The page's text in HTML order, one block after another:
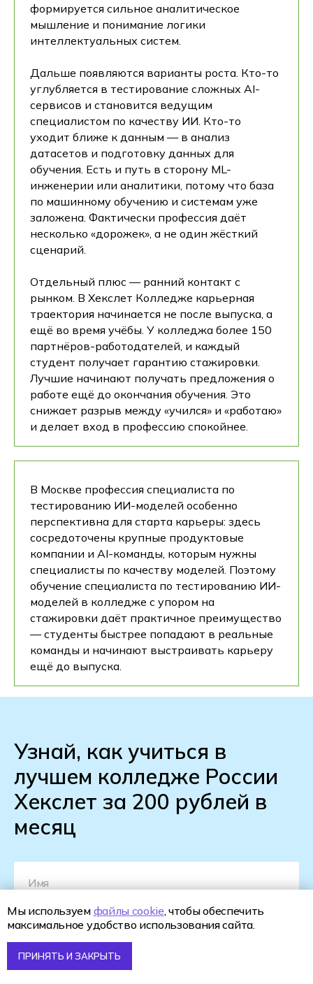
формируется сильное аналитическое
мышление и понимание логики
интеллектуальных систем.
Дальше появляются варианты роста. Кто-то
углубляется в тестирование сложных AI-
сервисов и становится ведущим
специалистом по качеству ИИ. Кто-то
уходит ближе к данным — в анализ
датасетов и подготовку данных для
обучения. Есть и путь в сторону ML-
инженерии или аналитики, потому что база
по машинному обучению и системам уже
заложена. Фактически профессия даёт
несколько «дорожек», а не один жёсткий
сценарий.
Отдельный плюс — ранний контакт с
рынком. В Хекслет Колледже карьерная
траектория начинается не после выпуска, а
ещё во время учёбы. У колледжа более 150
партнёров-работодателей, и каждый
студент получает гарантию стажировки.
Лучшие начинают получать предложения о
работе ещё до окончания обучения. Это
снижает разрыв между «учился» и «работаю»
и делает вход в профессию спокойнее.
В Москве профессия специалиста по
тестированию ИИ-моделей особенно
перспективна для старта карьеры: здесь
сосредоточены крупные продуктовые
компании и AI-команды, которым нужны
специалисты по качеству моделей. Поэтому
обучение специалиста по тестированию ИИ-
моделей в колледже с упором на
стажировки даёт практичное преимущество
— студенты быстрее попадают в реальные
команды и начинают выстраивать карьеру
ещё до выпуска.
Узнай, как учиться в
лучшем колледже России
Хекслет за 200 рублей в
месяц
+7
Мы используем файлы cookie, чтобы обеспечить
максимальное удобство использования сайта.
ПРИНЯТЬ И ЗАКРЫТЬ